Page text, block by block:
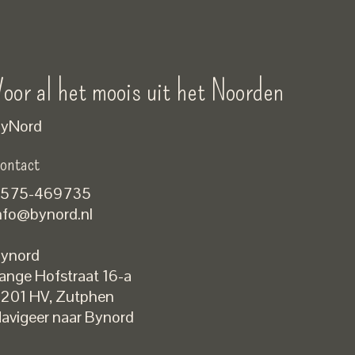
al het moois uit het Noorden
469735
Hofstraat 16-a
HV,Zutphen
naar Bynord